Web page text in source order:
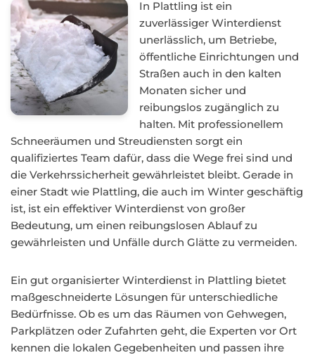
In Plattling ist ein
zuverlässiger Winterdienst
unerlässlich, um Betriebe,
öffentliche Einrichtungen und
Straßen auch in den kalten
Monaten sicher und
reibungslos zugänglich zu
halten. Mit professionellem
Schneeräumen und Streudiensten sorgt ein
qualifiziertes Team dafür, dass die Wege frei sind und
die Verkehrssicherheit gewährleistet bleibt. Gerade in
einer Stadt wie Plattling, die auch im Winter geschäftig
ist, ist ein effektiver Winterdienst von großer
Bedeutung, um einen reibungslosen Ablauf zu
gewährleisten und Unfälle durch Glätte zu vermeiden.
Ein gut organisierter Winterdienst in Plattling bietet
maßgeschneiderte Lösungen für unterschiedliche
Bedürfnisse. Ob es um das Räumen von Gehwegen,
Parkplätzen oder Zufahrten geht, die Experten vor Ort
kennen die lokalen Gegebenheiten und passen ihre